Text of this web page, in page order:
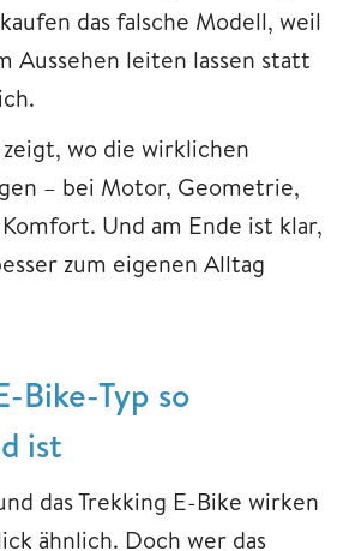
das falsche Modell, weil
Aussehen leiten lassen statt
wo die wirklichen
– bei Motor, Geometrie,
Und am Ende ist klar,
zum eigenen Alltag
Bike-Typ so
ist
das Trekking E-Bike wirken
ähnlich. Doch wer das